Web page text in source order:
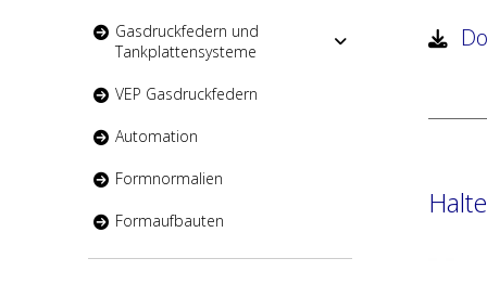
Gasdruckfedern und
Tankplattensysteme
VEP Gasdruckfedern
Automation
Formnormalien
Formaufbauten